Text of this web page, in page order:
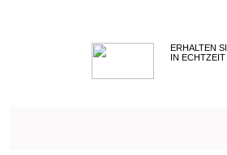
ERHALTEN
IN ECHTZEIT